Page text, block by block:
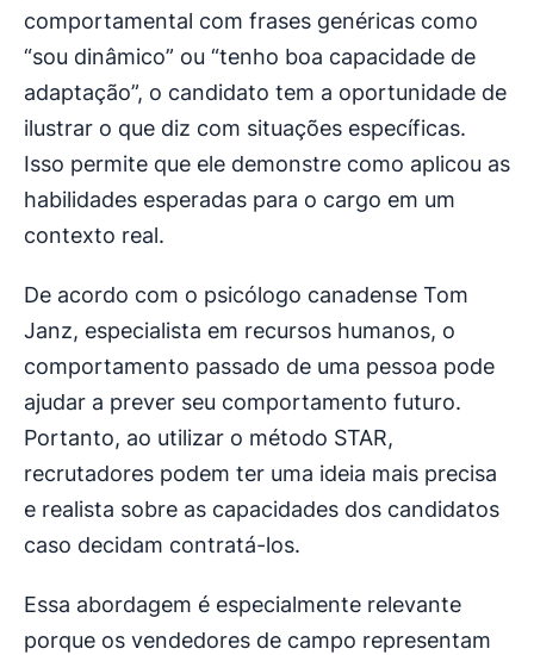
comportamental com frases genéricas como
“sou dinâmico” ou “tenho boa capacidade de
adaptação”, o candidato tem a oportunidade de
ilustrar o que diz com situações específicas.
Isso permite que ele demonstre como aplicou as
habilidades esperadas para o cargo em um
contexto real.
De acordo com o psicólogo canadense Tom
Janz, especialista em recursos humanos, o
comportamento passado de uma pessoa pode
ajudar a prever seu comportamento futuro.
Portanto, ao utilizar o método STAR,
recrutadores podem ter uma ideia mais precisa
e realista sobre as capacidades dos candidatos
caso decidam contratá-los.
Essa abordagem é especialmente relevante
porque os vendedores de campo representam